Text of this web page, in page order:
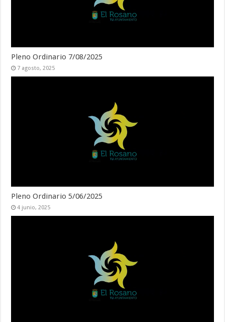
Pleno Ordinario 7/08/2025
7 agosto, 2025
Pleno Ordinario 5/06/2025
4 junio, 2025